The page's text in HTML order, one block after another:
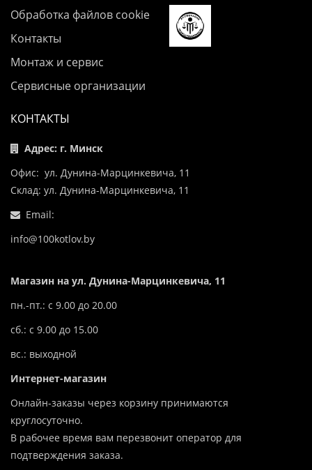
Обработка файлов cookie
Контакты
Монтаж и сервис
Сервисные организации
КОНТАКТЫ
Адрес: г. Минск
Офис: ул. Дунина-Марцинкевича, 11
Склад: ул. Дунина-Марцинкевича, 11
Email:
info@100kotlov.by
Магазин на ул. Дунина-Марцинкевича, 11
пн.-пт.: с 9.00 до 20.00
сб.: с 9.00 до 15.00
вс.: выходной
Интернет-магазин
Онлайн-заказы через корзину принимаются
круглосуточно.
В рабочее время вам перезвонит оператор для
подтверждения заказа.